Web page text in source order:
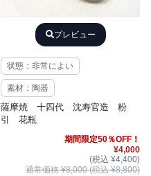
プレビュー
状態：非常によい
素材：陶器
薩摩焼 十四代 沈寿官造 粉
引 花瓶
期間限定50％OFF！
¥4,000
(税込 ¥4,400)
通常価格 ¥8,000 (税込 ¥8,800)